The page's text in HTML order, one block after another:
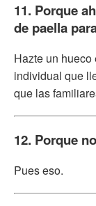
11. Porque
de paella
Hazte un
individual que
que las
12. Porque
Pues eso.